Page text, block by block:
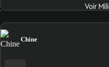
Voir
Chine